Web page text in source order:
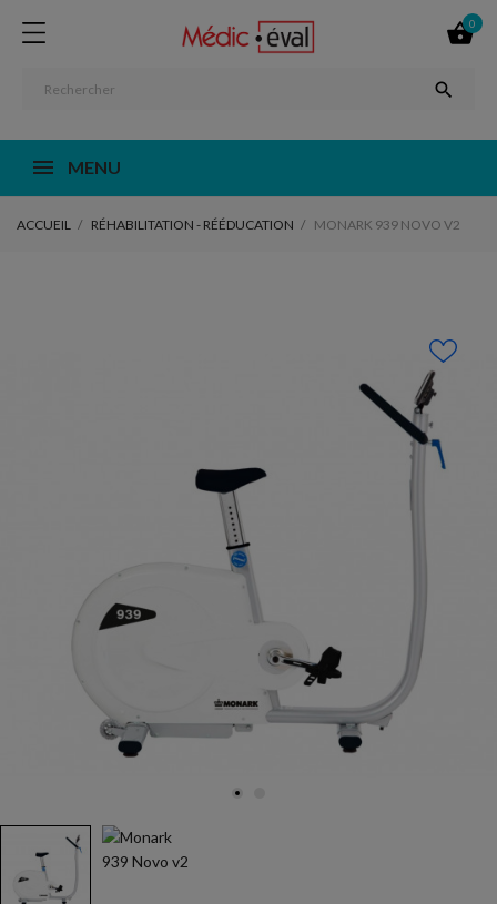

0

MENU
ACCUEIL RÉHABILITATION - RÉÉDUCATION MONARK 939 NOVO V2